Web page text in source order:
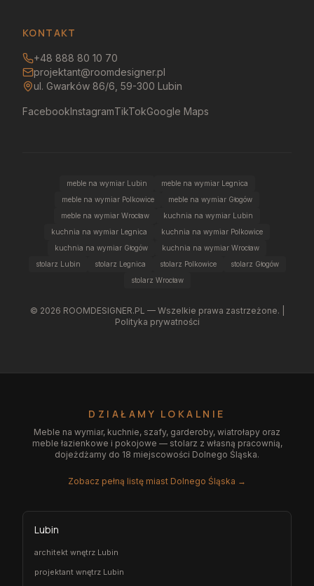
KONTAKT
+48 888 80 10 70
projektant@roomdesigner.pl
ul. Gwarków 86/6, 59-300 Lubin
FacebookInstagramTikTokGoogle Maps
meble na wymiar Lubin
meble na wymiar Legnica
meble na wymiar Polkowice
meble na wymiar Głogów
meble na wymiar Wrocław
kuchnia na wymiar Lubin
kuchnia na wymiar Legnica
kuchnia na wymiar Polkowice
kuchnia na wymiar Głogów
kuchnia na wymiar Wrocław
stolarz Lubin
stolarz Legnica stolarz Polkowice
stolarz Głogów
stolarz Wrocław
© 2026 ROOMDESIGNER.PL — Wszelkie prawa zastrzeżone. |
Polityka prywatności
DZIAŁAMY LOKALNIE
Meble na wymiar, kuchnie, szafy, garderoby, wiatrołapy oraz
meble łazienkowe i pokojowe — stolarz z własną pracownią,
dojeżdżamy do 18 miejscowości Dolnego Śląska.
Zobacz pełną listę miast Dolnego Śląska →
Lubin
architekt wnętrz Lubin
projektant wnętrz Lubin